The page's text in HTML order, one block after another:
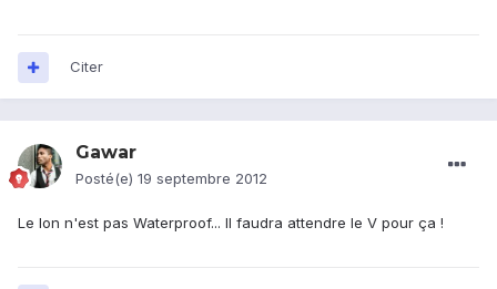
Citer
Gawar
Posté(e) 19 septembre 2012
Le Ion n'est pas Waterproof... Il faudra attendre le V pour ça !